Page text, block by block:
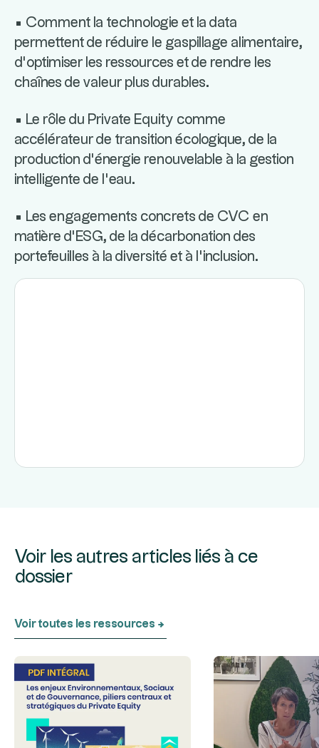
• Comment la technologie et la data
permettent de réduire le gaspillage alimentaire,
d’optimiser les ressources et de rendre les
chaînes de valeur plus durables.
• Le rôle du Private Equity comme
accélérateur de transition écologique, de la
production d’énergie renouvelable à la gestion
intelligente de l’eau.
• Les engagements concrets de CVC en
matière d’ESG, de la décarbonation des
portefeuilles à la diversité et à l’inclusion.
Voir les autres articles liés à ce
dossier
Voir toutes les ressources